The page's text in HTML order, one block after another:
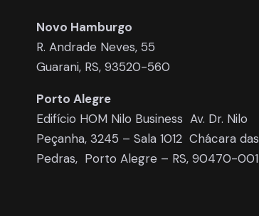
Novo Hamburgo
R. Andrade Neves, 55
Guarani, RS, 93520-560
Porto Alegre
Edifício HOM Nilo Business Av. Dr. Nilo
Peçanha, 3245 – Sala 1012 Chácara das
Pedras, Porto Alegre – RS, 90470-001